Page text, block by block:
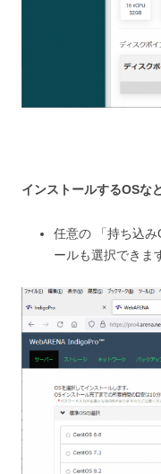
インストールするOSな
任意の 「持ち込
ールも選択できま